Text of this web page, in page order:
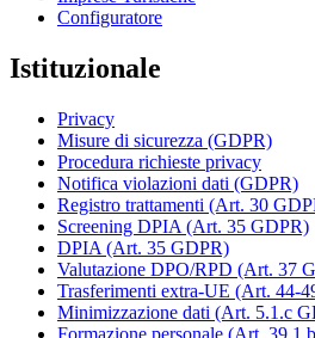
Configuratore
Istituzionale
Privacy
Misure di sicurezza (GDPR)
Procedura richieste privacy
Notifica violazioni dati (GDPR)
Registro trattamenti (Art. 30
Screening DPIA (Art. 35 GDPR)
DPIA (Art. 35 GDPR)
Valutazione DPO/RPD (Art. 37
Trasferimenti extra-UE (Art. 44-
Minimizzazione dati (Art. 5.1.c